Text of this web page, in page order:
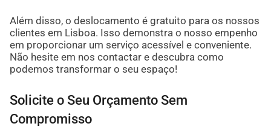
Além disso, o deslocamento é gratuito para os nossos
clientes em Lisboa. Isso demonstra o nosso empenho
em proporcionar um serviço acessível e conveniente.
Não hesite em nos contactar e descubra como
podemos transformar o seu espaço!
Solicite o Seu Orçamento Sem
Compromisso